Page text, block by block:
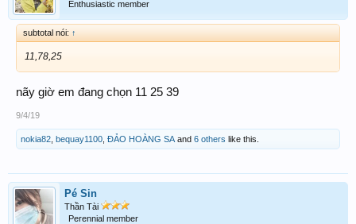
Enthusiastic member
subtotal nói: ↑
11,78,25
nãy giờ em đang chọn 11 25 39
9/4/19
nokia82 bequay1100 ĐẢO HOÀNG SA and 6 others like this.
Pé Sin
Thần Tài
Perennial member